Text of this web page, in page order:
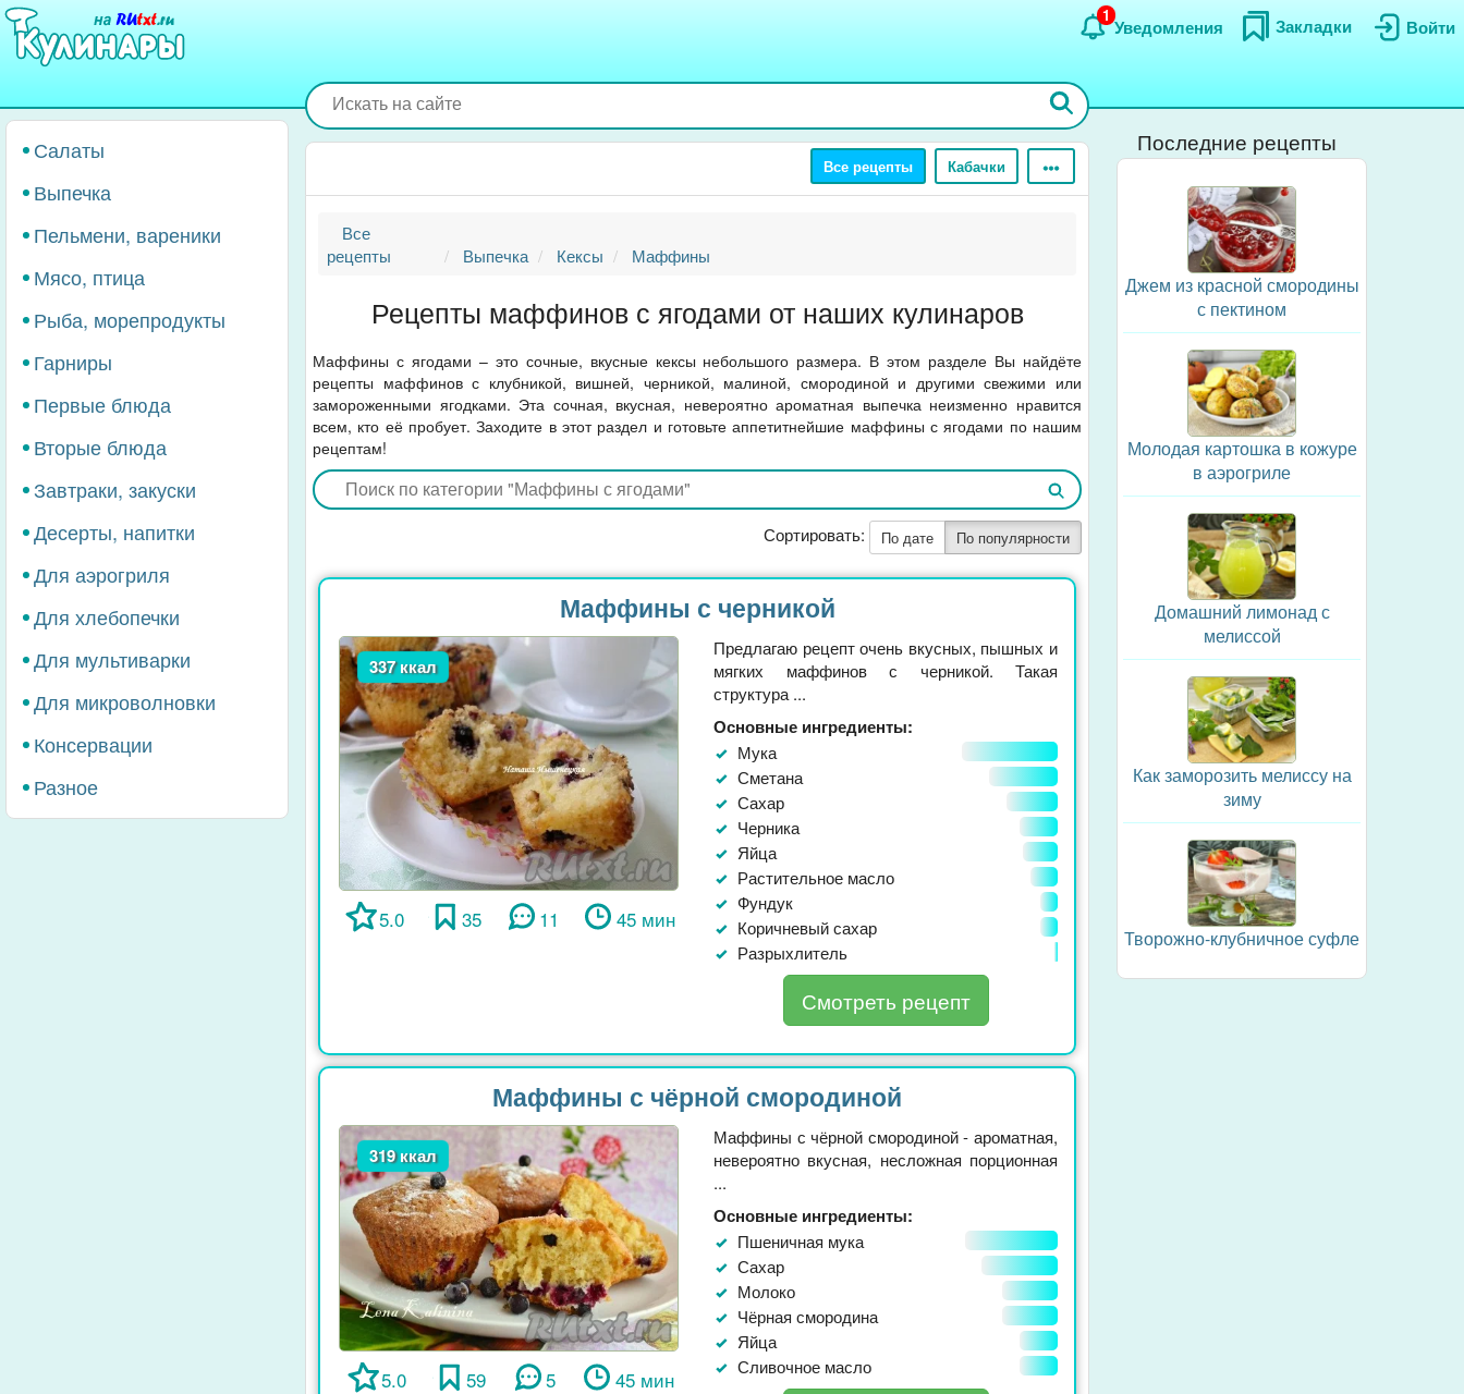
Перейти
основному
Войти
Закладки
Уведомления
1
Салаты
Выпечка
Пельмени, вареники
Мясо, птица
Рыба, морепродукты
Гарниры
Первые блюда
Вторые блюда
Завтраки, закуски
Десерты, напитки
Для аэрогриля
Для хлебопечки
Для мультиварки
Для микроволновки
Консервации
Разное
Все рецепты Кабачки
Все
рецепты
Выпечка Кексы Маффины
Рецепты маффинов с ягодами от наших кулинаров
Маффины с ягодами – это сочные, вкусные кексы небольшого размера. В этом разделе Вы найдёте
рецепты маффинов с клубникой, вишней, черникой, малиной, смородиной и другими свежими или
замороженными ягодками. Эта сочная, вкусная, невероятно ароматная выпечка неизменно нравится
всем, кто её пробует. Заходите в этот раздел и готовьте аппетитнейшие маффины с ягодами по нашим
рецептам!
Сортировать: По дате По популярности
Маффины с черникой
337 ккал
5.0 35 11 45 мин
Предлагаю рецепт очень вкусных, пышных и
мягких маффинов с черникой. Такая
структура ...
Основные ингредиенты:
Мука
Сметана
Сахар
Черника
Яйца
Растительное масло
Фундук
Коричневый сахар
Разрыхлитель
Смотреть рецепт
Маффины с чёрной смородиной
319 ккал
5.0 59 5 45 мин
Маффины с чёрной смородиной - ароматная,
невероятно вкусная, несложная порционная
...
Основные ингредиенты:
Пшеничная мука
Сахар
Молоко
Чёрная смородина
Яйца
Сливочное масло
Последние рецепты
Джем из красной смородины
с пектином
Молодая картошка в кожуре
в аэрогриле
Домашний лимонад с
мелиссой
Как заморозить мелиссу на
зиму
Творожно-клубничное суфле